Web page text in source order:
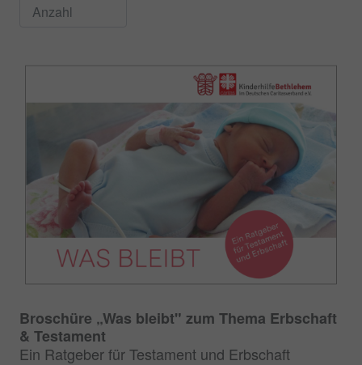
Broschüre „Was bleibt" zum Thema Erbschaft
& Testament
Ein Ratgeber für Testament und Erbschaft